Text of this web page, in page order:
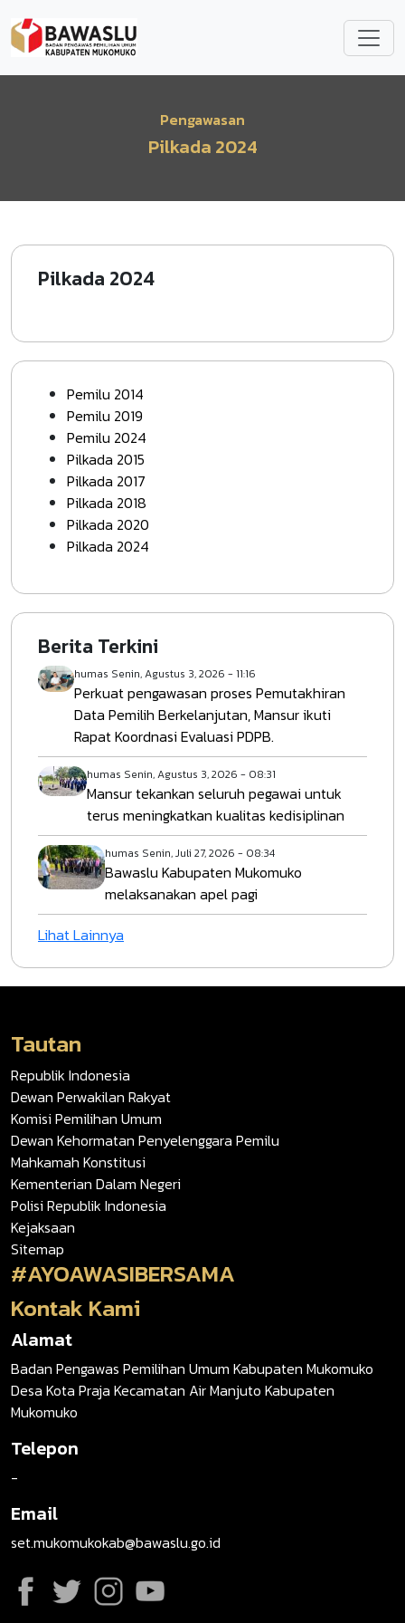
Pengawasan
Pilkada 2024
Pilkada 2024
Pemilu 2014
Pemilu 2019
Pemilu 2024
Pilkada 2015
Pilkada 2017
Pilkada 2018
Pilkada 2020
Pilkada 2024
Berita Terkini
humas Senin, Agustus 3, 2026 - 11:16
Perkuat pengawasan proses Pemutakhiran
Data Pemilih Berkelanjutan, Mansur ikuti
Rapat Koordnasi Evaluasi PDPB.
humas Senin, Agustus 3, 2026 - 08:31
Mansur tekankan seluruh pegawai untuk
terus meningkatkan kualitas kedisiplinan
humas Senin, Juli 27, 2026 - 08:34
Bawaslu Kabupaten Mukomuko
melaksanakan apel pagi
Lihat Lainnya
Tautan
Republik Indonesia
Dewan Perwakilan Rakyat
Komisi Pemilihan Umum
Dewan Kehormatan Penyelenggara Pemilu
Mahkamah Konstitusi
Kementerian Dalam Negeri
Polisi Republik Indonesia
Kejaksaan
Sitemap
#AYOAWASIBERSAMA
Kontak Kami
Alamat
Badan Pengawas Pemilihan Umum Kabupaten Mukomuko
Desa Kota Praja Kecamatan Air Manjuto Kabupaten
Mukomuko
Telepon
-
Email
set.mukomukokab@bawaslu.go.id